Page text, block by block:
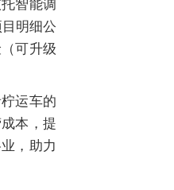
明细公
可升级
运车的
本，提
，助力